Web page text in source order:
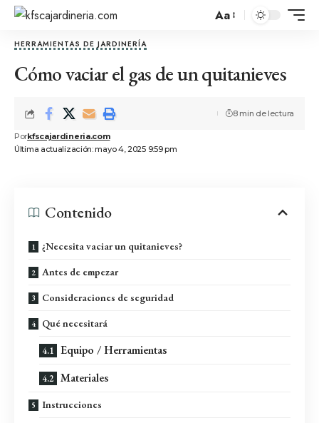
Aa
HERRAMIENTAS DE JARDINERÍA
Cómo vaciar el gas de un quitanieves
Última actualización: mayo 4, 2025 9:59 pm
Porkfscajardineria.com
8 min de lectura
Contenido
¿Necesita vaciar un quitanieves?
Antes de empezar
Consideraciones de seguridad
Qué necesitará
Equipo / Herramientas
Materiales
Instrucciones